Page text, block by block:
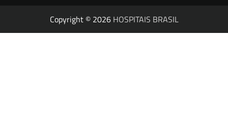
Copyright © 2026 HOSPITAIS BRASIL